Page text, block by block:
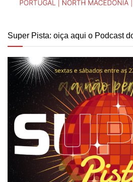
Super Pista: oiça aqui o Podcast